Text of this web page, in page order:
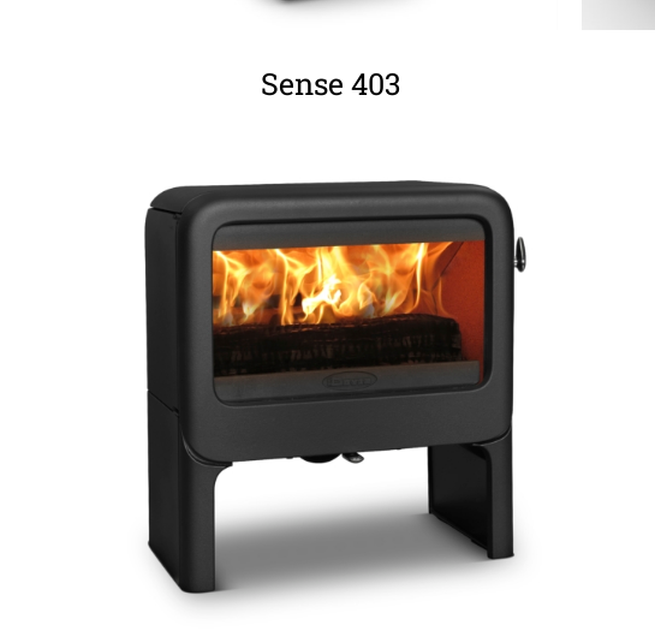
Sense 403
ΛΕΠΤΟΜΈΡΕΙΕΣ